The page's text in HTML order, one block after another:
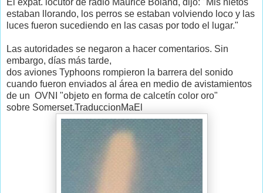
estaban llorando, los perros se estaban volviendo loco y las
luces fueron sucediendo en las casas por todo el lugar."
Las autoridades se negaron a hacer comentarios. Sin
embargo, días más tarde,
dos aviones Typhoons rompieron la barrera del sonido
cuando fueron enviados al área en medio de avistamientos
de un OVNI "objeto en forma de calcetín color oro"
sobre Somerset.TraduccionMaEl